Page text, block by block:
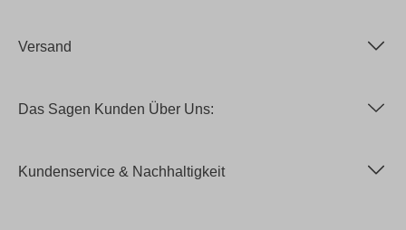
Versand
Das Sagen Kunden Über Uns:
Kundenservice & Nachhaltigkeit